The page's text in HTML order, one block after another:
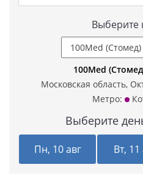
Выберите
100Med
Московская область,
Метро:
Выберите
Пн, 10 авг Вт, 11